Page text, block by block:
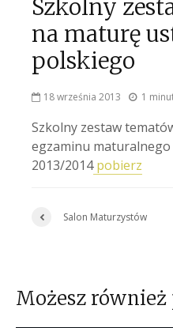
Szkolny
na maturę
polskiego
18 września 2013 1
Szkolny zestaw
egzaminu
2013/2014pobierz
Salon Maturzystów
Możesz również